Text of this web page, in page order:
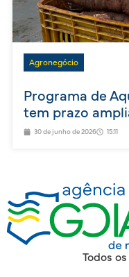
Agronegócio
Programa de
tem prazo
30 de junho de 2026 15:11
Todos